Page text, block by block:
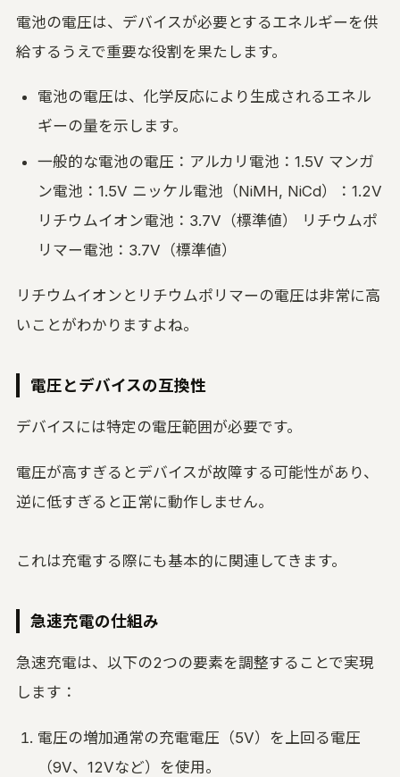
電池の電圧は、デバイスが必要とするエネルギーを供
給するうえで重要な役割を果たします。
電池の電圧は、化学反応により生成されるエネル
ギーの量を示します。
一般的な電池の電圧：アルカリ電池：1.5V マンガ
ン電池：1.5V ニッケル電池（NiMH, NiCd）：1.2V
リチウムイオン電池：3.7V（標準値） リチウムポ
リマー電池：3.7V（標準値）
リチウムイオンとリチウムポリマーの電圧は非常に高
いことがわかりますよね。
電圧とデバイスの互換性
デバイスには特定の電圧範囲が必要です。
電圧が高すぎるとデバイスが故障する可能性があり、
逆に低すぎると正常に動作しません。
これは充電する際にも基本的に関連してきます。
急速充電の仕組み
急速充電は、以下の2つの要素を調整することで実現
します：
電圧の増加通常の充電電圧（5V）を上回る電圧
（9V、12Vなど）を使用。